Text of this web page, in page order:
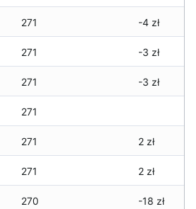
271 -4 zł
271 -3 zł
271 -3 zł
271
271 2 zł
271 2 zł
270 -18 zł